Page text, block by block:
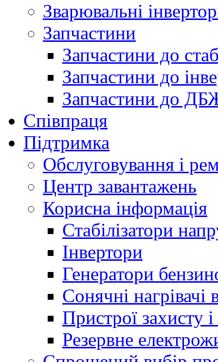
Зварювальні
Запчастини
Запчастини до
Запчастини до
Запчастини до
Співпраця
Підтримка
Обслуговування і
Центр завантажень
Корисна інформація
Стабілізатори
Інвертори
Генератори
Сонячні нагрівачі
Пристрої захисту і
Резервне